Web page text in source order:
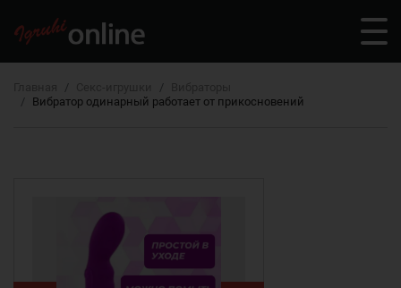
Вибратор одинарный работает от прикосновений